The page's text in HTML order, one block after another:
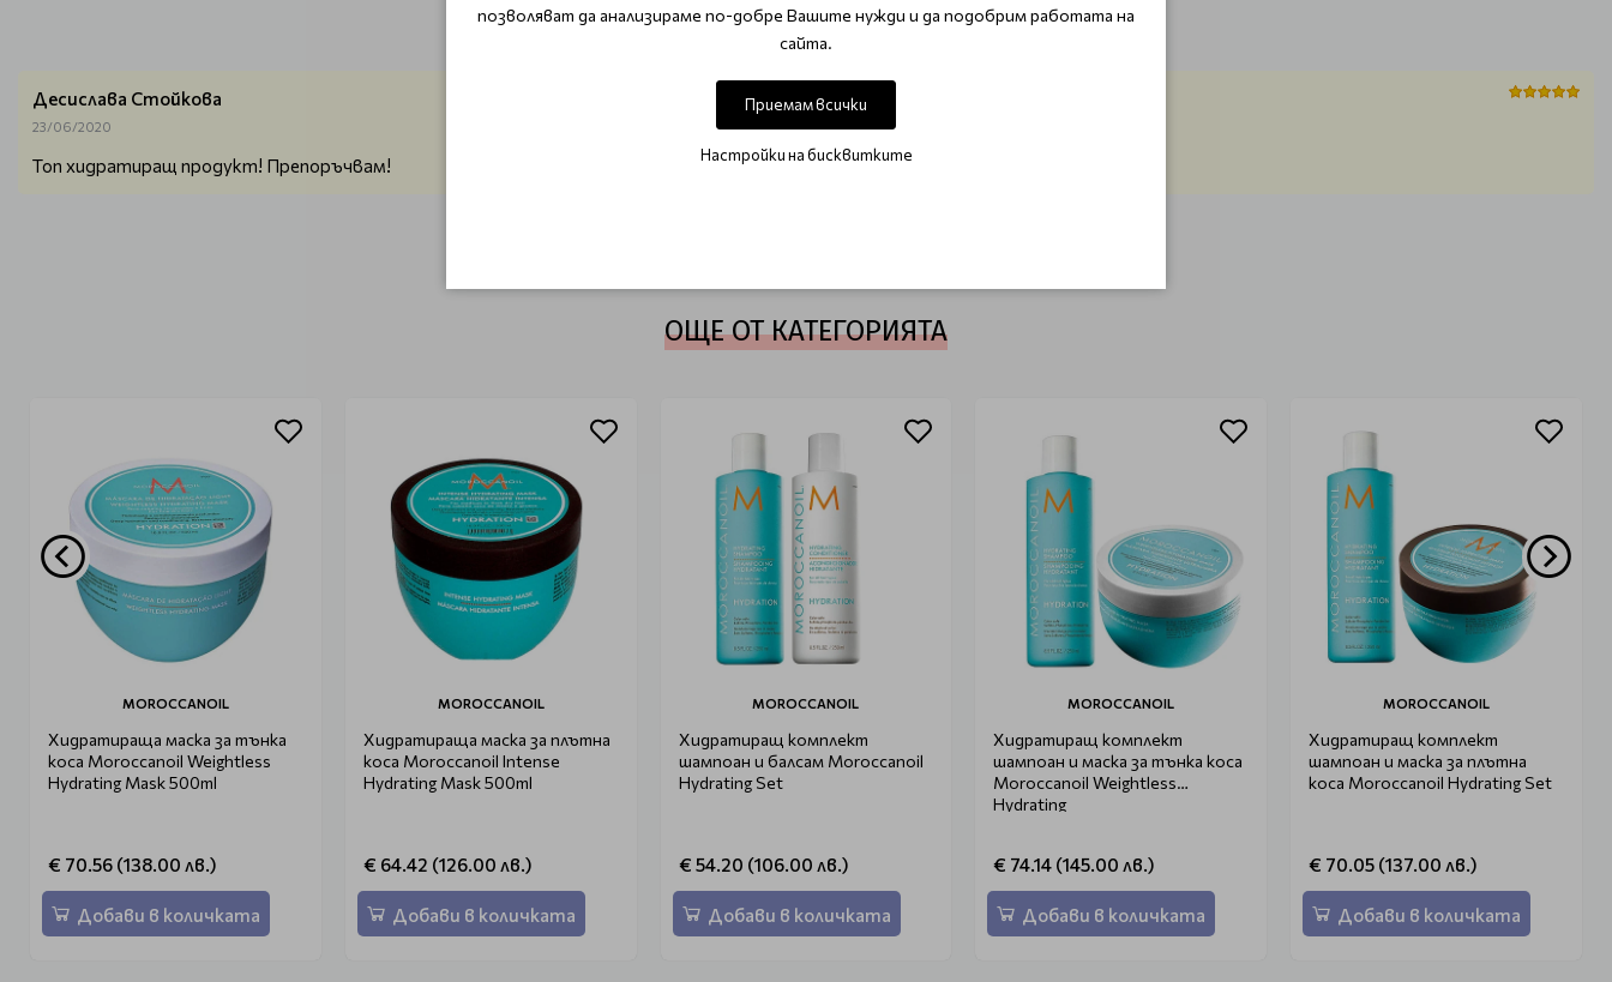
ОТЗИВИ (1)
Десислава Стойкова
23/06/2020
Топ хидратиращ продукт! Препоръчвам!
ОЩЕ ОТ КАТЕГОРИЯТА
MOROCCANOIL
Хидратираща маска за тънка
коса Moroccanoil Weightless
Hydrating Mask 500ml
€ 70.56 (138.00 лв.)
Добави в количката
MOROCCANOIL
Хидратираща маска за плътна
коса Moroccanoil Intense
Hydrating Mask 500ml
€ 64.42 (126.00 лв.)
Добави в количката
MOROCCANOIL
Хидратиращ комплект
шампоан и балсам Moroccanoil
Hydrating Set
€ 54.20 (106.00 лв.)
Добави в количката
MOROCCANOIL
Хидратиращ комплект
шампоан и маска за тънка коса
Moroccanoil Weightless
Hydrating
€ 74.14 (145.00 лв.)
Добави в количката
MOROCCANOIL
Хидратиращ комплект
шампоан и маска за плътна
коса Moroccanoil Hydrating Set
€ 70.05 (137.00 лв.)
Добави в количката
позволяват да анализираме по-добре Вашите нужди и да подобрим работата на
сайта.
Приемам всички
Настройки на бисквитките